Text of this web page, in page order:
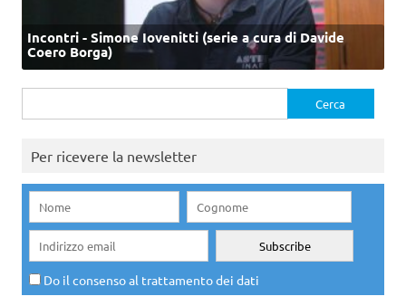
Incontri - Simone Iovenitti (serie a cura di Davide
Coero Borga)
per:
Per ricevere la newsletter
Do il consenso al trattamento dei dati